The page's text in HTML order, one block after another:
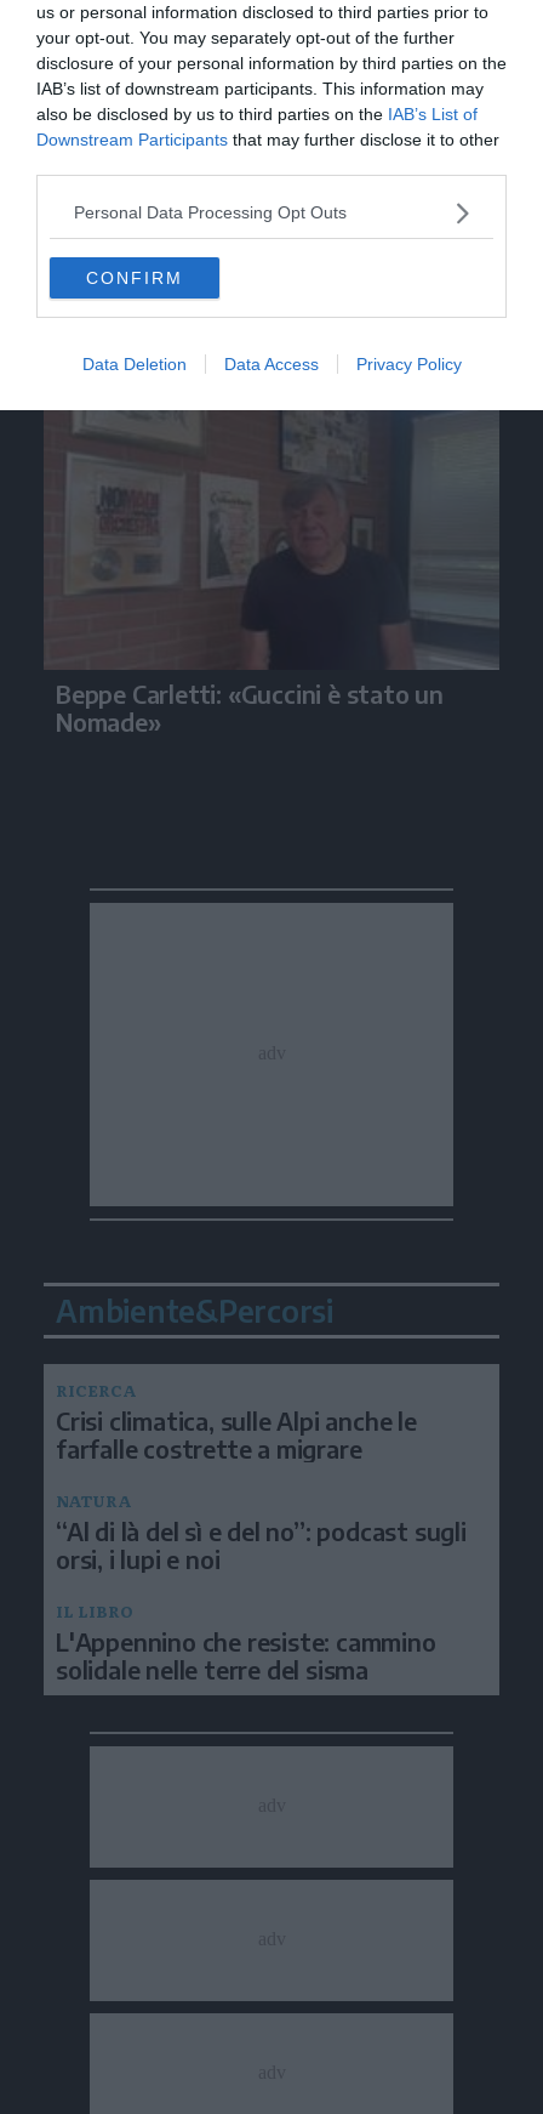
us or personal information disclosed to third parties prior to
your opt-out. You may separately opt-out of the further
disclosure of your personal information by third parties on the
IAB’s list of downstream participants. This information may
also be disclosed by us to third parties on the IAB’s List of
Downstream Participants that may further disclose it to other
Personal Data Processing Opt Outs
CONFIRM
Data Deletion Data Access Privacy Policy
Video
Beppe Carletti: «Guccini è stato un
Nomade»
Ambiente&Percorsi
RICERCA
Crisi climatica, sulle Alpi anche le
farfalle costrette a migrare
NATURA
“Al di là del sì e del no”: podcast sugli
orsi, i lupi e noi
IL LIBRO
L'Appennino che resiste: cammino
solidale nelle terre del sisma